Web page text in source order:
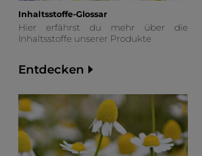
Inhaltsstoffe-Glossar
Hier erfährst du mehr über die
Inhaltsstoffe unserer Produkte
Entdecken